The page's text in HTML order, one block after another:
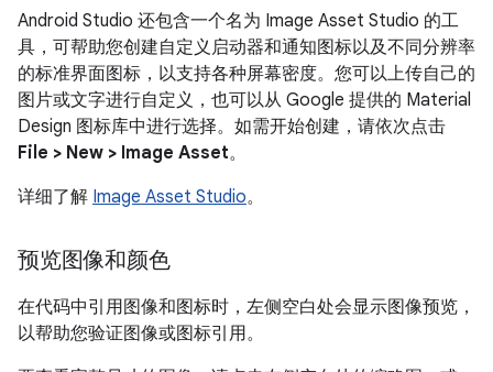
Android Studio 还包含一个名为 Image Asset Studio 的工
具，可帮助您创建自定义启动器和通知图标以及不同分辨率
的标准界面图标，以支持各种屏幕密度。您可以上传自己的
图片或文字进行自定义，也可以从 Google 提供的 Material
Design 图标库中进行选择。如需开始创建，请依次点击
File > New > Image Asset。
详细了解 Image Asset Studio。
预览图像和颜色
在代码中引用图像和图标时，左侧空白处会显示图像预览，
以帮助您验证图像或图标引用。